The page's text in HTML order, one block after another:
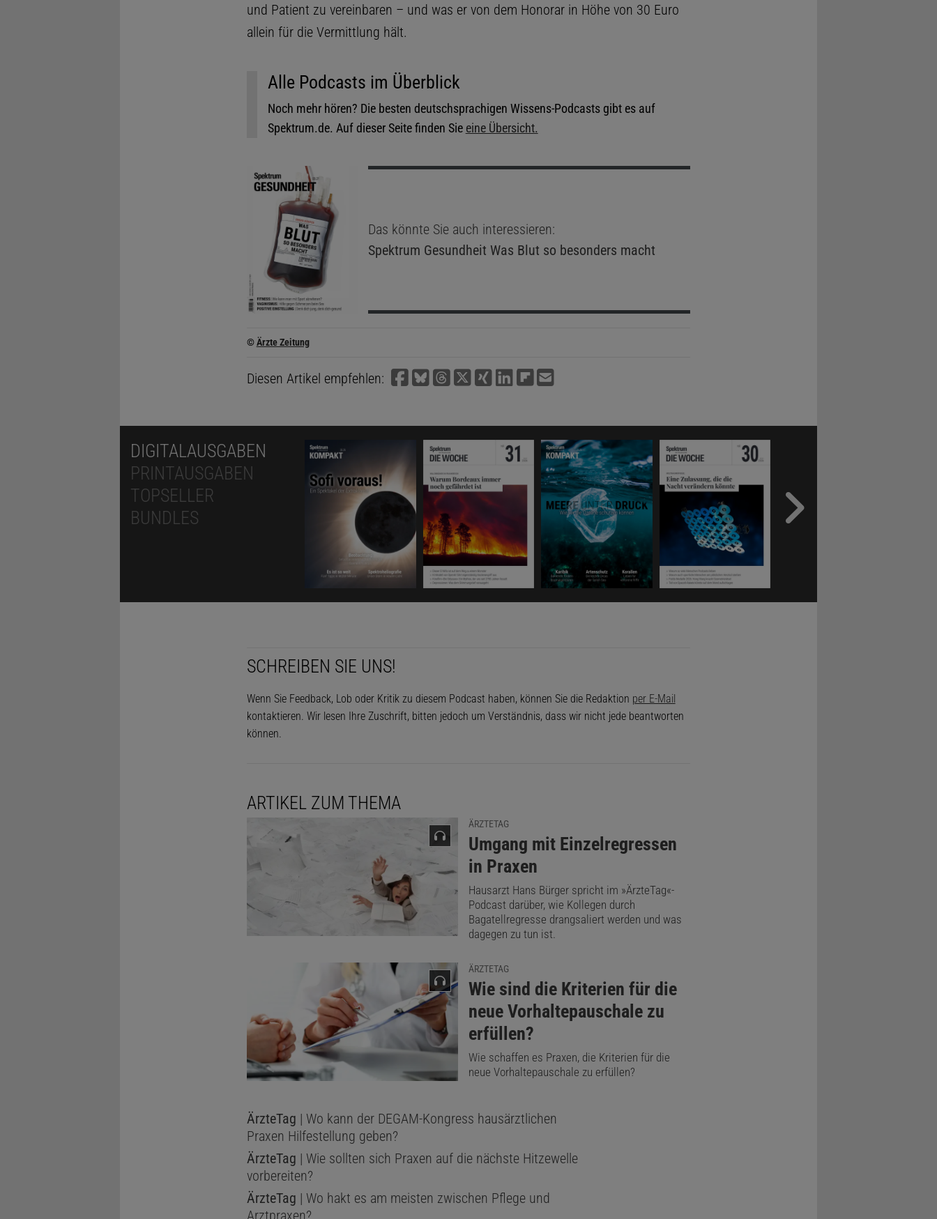
und Patient zu vereinbaren – und was er von dem Honorar in Höhe von 30 Euro
allein für die Vermittlung hält.
Alle Podcasts im Überblick
Noch mehr hören? Die besten deutschsprachigen Wissens-Podcasts gibt es auf
Spektrum.de. Auf dieser Seite finden Sie eine Übersicht.
Das könnte Sie auch interessieren:
Spektrum Gesundheit Was Blut so besonders macht
©Ärzte Zeitung
Diesen Artikel empfehlen:
DIGITALAUSGABEN
PRINTAUSGABEN
TOPSELLER
BUNDLES
SCHREIBEN SIE UNS!
Wenn Sie Feedback, Lob oder Kritik zu diesem Podcast haben, können Sie die Redaktion per E-Mail
kontaktieren. Wir lesen Ihre Zuschrift, bitten jedoch um Verständnis, dass wir nicht jede beantworten
können.
ARTIKEL ZUM THEMA
ÄRZTETAG
:
Umgang mit Einzelregressen
in Praxen
Hausarzt Hans Bürger spricht im »ÄrzteTag«-
Podcast darüber, wie Kollegen durch
Bagatellregresse drangsaliert werden und was
dagegen zu tun ist.
ÄRZTETAG
:
Wie sind die Kriterien für die
neue Vorhaltepauschale zu
erfüllen?
Wie schaffen es Praxen, die Kriterien für die
neue Vorhaltepauschale zu erfüllen?
ÄrzteTag | Wo kann der DEGAM-Kongress hausärztlichen
Praxen Hilfestellung geben?
ÄrzteTag | Wie sollten sich Praxen auf die nächste Hitzewelle
vorbereiten?
ÄrzteTag | Wo hakt es am meisten zwischen Pflege und